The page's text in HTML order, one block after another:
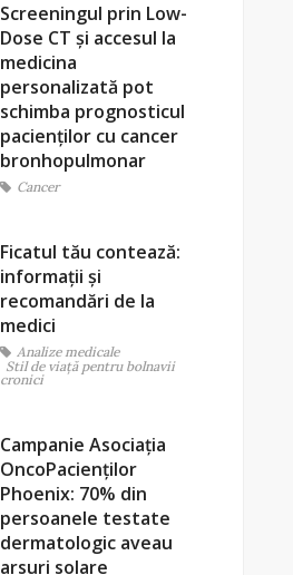
Screeningul prin Low-
Dose CT și accesul la
medicina
personalizată pot
schimba prognosticul
pacienților cu cancer
bronhopulmonar
Cancer
Ficatul tău contează:
informații și
recomandări de la
medici
Analize medicale
Stil de viaţă pentru bolnavii
cronici
Campanie Asociația
OncoPacienților
Phoenix: 70% din
persoanele testate
dermatologic aveau
arsuri solare